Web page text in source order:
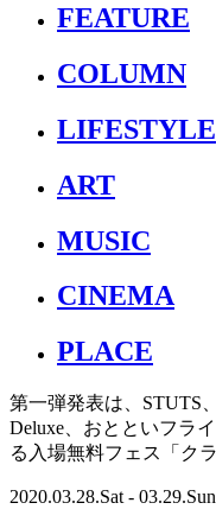
FEATURE
COLUMN
LIFESTYLE
ART
MUSIC
CINEMA
PLACE
第一弾発表は、STUTS
Deluxe、おとといフラ
る入場無料フェス「ク
2020.03.28.Sat -